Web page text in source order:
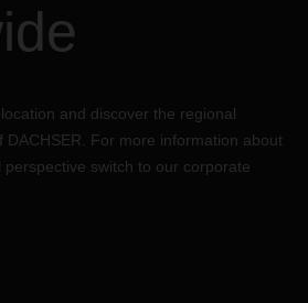
and discover the regional
DACHSER. For more information about
perspective switch to our corporate